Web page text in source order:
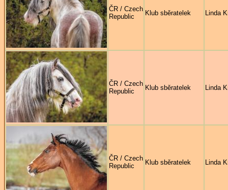
ČR / Czech
Republic
Klub sběratelek Linda
ČR / Czech
Republic
Klub sběratelek Linda
ČR / Czech
Republic
Klub sběratelek Linda